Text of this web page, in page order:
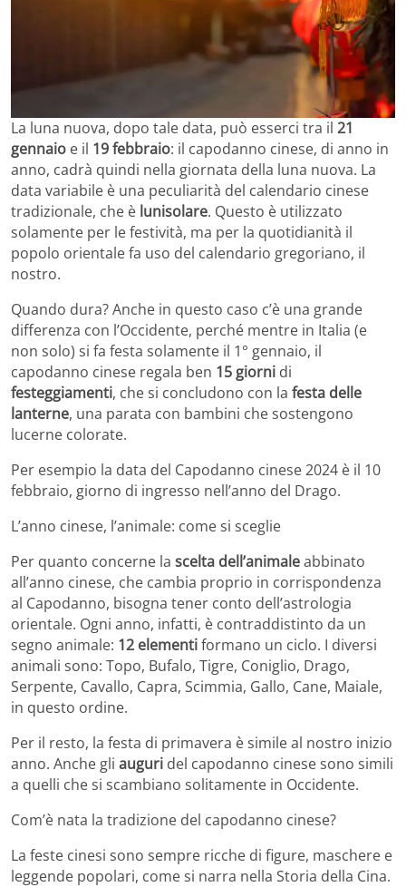
La luna nuova, dopo tale data, può esserci tra il 21
gennaio e il 19 febbraio: il capodanno cinese, di anno in
anno, cadrà quindi nella giornata della luna nuova. La
data variabile è una peculiarità del calendario cinese
tradizionale, che è lunisolare. Questo è utilizzato
solamente per le festività, ma per la quotidianità il
popolo orientale fa uso del calendario gregoriano, il
nostro.
Quando dura? Anche in questo caso c’è una grande
differenza con l’Occidente, perché mentre in Italia (e
non solo) si fa festa solamente il 1° gennaio, il
capodanno cinese regala ben 15 giorni di
festeggiamenti, che si concludono con la festa delle
lanterne, una parata con bambini che sostengono
lucerne colorate.
Per esempio la data del Capodanno cinese 2024 è il 10
febbraio, giorno di ingresso nell’anno del Drago.
L’anno cinese, l’animale: come si sceglie
Per quanto concerne la scelta dell’animaleabbinato
all’anno cinese, che cambia proprio in corrispondenza
al Capodanno, bisogna tener conto dell’astrologia
orientale. Ogni anno, infatti, è contraddistinto da un
segno animale: 12 elementiformano un ciclo. I diversi
animali sono: Topo, Bufalo, Tigre, Coniglio, Drago,
Serpente, Cavallo, Capra, Scimmia, Gallo, Cane, Maiale,
in questo ordine.
Per il resto, la festa di primavera è simile al nostro inizio
anno. Anche gli auguri del capodanno cinese sono simili
a quelli che si scambiano solitamente in Occidente.
Com’è nata la tradizione del capodanno cinese?
La feste cinesi sono sempre ricche di figure, maschere e
leggende popolari, come si narra nella Storia della Cina.